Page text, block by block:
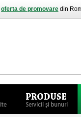
oferta de promovare din